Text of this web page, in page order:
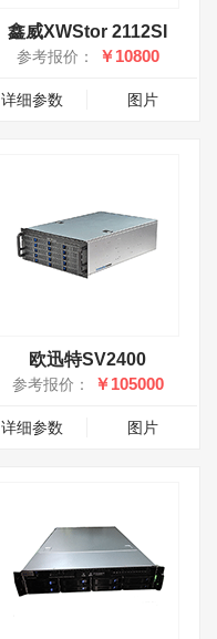
鑫威XWStor 2112SI
参考报价： ￥10800
详细参数 图片
欧迅特SV2400
参考报价： ￥105000
详细参数 图片